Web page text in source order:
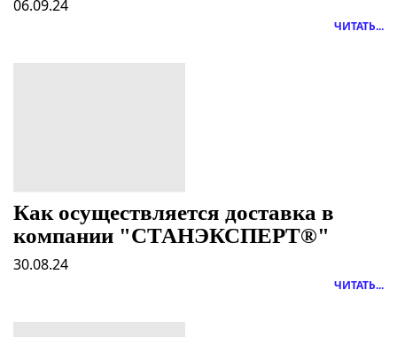
06.09.24
ЧИТАТЬ...
Как осуществляется доставка в
компании "СТАНЭКСПЕРТ®"
30.08.24
ЧИТАТЬ...